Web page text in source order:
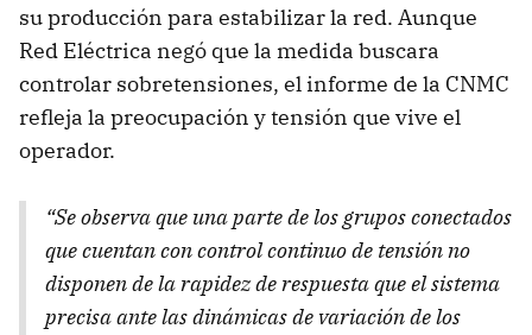
su producción para estabilizar la red. Aunque
Red Eléctrica negó que la medida buscara
controlar sobretensiones, el informe de la CNMC
refleja la preocupación y tensión que vive el
operador.
“Se observa que una parte de los grupos conectados
que cuentan con control continuo de tensión no
disponen de la rapidez de respuesta que el sistema
precisa ante las dinámicas de variación de los